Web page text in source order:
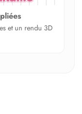
et un rendu 3D